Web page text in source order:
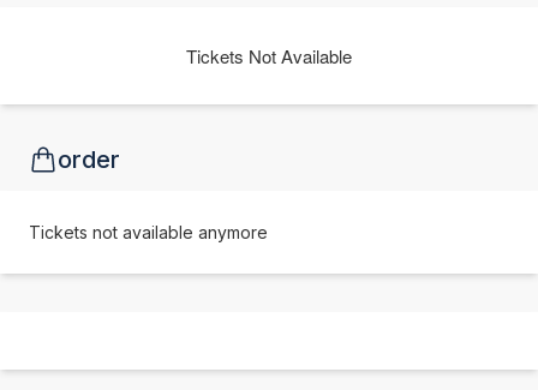
Tickets Not Available
order
Tickets not available anymore